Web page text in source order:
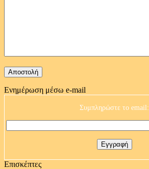
Ενημέρωση μέσω e-mail
Συμπληρώστε το email:
Επισκέπτες